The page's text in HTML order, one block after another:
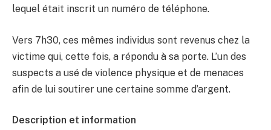
lequel était inscrit un numéro de téléphone.
Vers 7h30, ces mêmes individus sont revenus chez la
victime qui, cette fois, a répondu à sa porte. L’un des
suspects a usé de violence physique et de menaces
afin de lui soutirer une certaine somme d’argent.
Description et information